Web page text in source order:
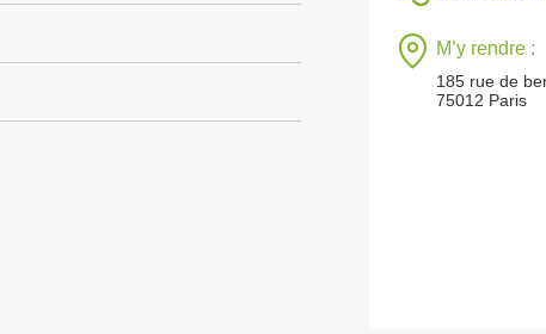
M’y rendre :
185 rue de
75012 Paris